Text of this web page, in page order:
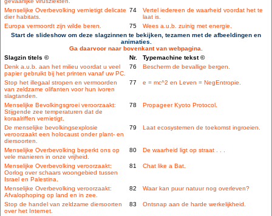
Menselijke Overbevolking vernietigt delicate
dier habitats.
74
Vertel iedereen de waarheid voordat het te
laat is.
Europa vermoordt zijn wilde beren.
75
Wees a.u.b. zuinig met energie.
Start de slideshow om deze slagzinnen te bekijken, tezamen met de afbeeldingen en
animaties.
Ga daarvoor naar bovenkant van webpagina.
Slagzin titels ©
Nr.
Typemachine tekst ©
Denk a.u.b. aan het milieu voordat u veel
papier gebruikt bij het printen vanaf uw PC.
76 Bescherm de bevallige bergen.
Stop het illegaal stropen en vermoorden
van zeldzame olifanten voor hun ivoren
slagtanden.
77 e = mc^2 en Leven = NegEntropie.
Menselijke Bevolkingsgroei veroorzaakt:
Stijgende zee temperaturen dat de
koraalriffen vernietigt.
78 Propageer Kyoto Protocol.
De menselijke bevolkingsexplosie
veroorzaakt een holocaust onder plant- en
diersoorten.
79 Laat ecosystemen de toekomst ingroeien.
Menselijke Overbevolking beperkt ons op
vele manieren in onze vrijheid.
80 De waarheid ligt op straat . . .
Menselijke Overbevolking veroorzaakt:
Oorlog over schaars woongebied tussen
Israel en Palestina.
81 Chat like a Bat.
Menselijke Overbevolking veroorzaakt:
Afvalophoping op land en in zee.
82 Waar kan puur natuur nog overleven?
Stop de handel van zeldzame diersoorten
over het Internet.
83 Ontsnap aan de harde werkelijkheid.